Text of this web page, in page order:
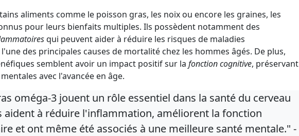
aliments comme le poisson gras, les noix ou encore les graines, les
pour leurs bienfaits multiples. Ils possèdent notamment des
qui peuvent aider à réduire les risques de maladies
des principales causes de mortalité chez les hommes âgés. De plus,
semblent avoir un impact positif sur la fonction cognitive, préservant
avec l'avancée en âge.
oméga-3 jouent un rôle essentiel dans la santé du cerveau
aident à réduire l'inflammation, améliorent la fonction
et ont même été associés à une meilleure santé mentale." -